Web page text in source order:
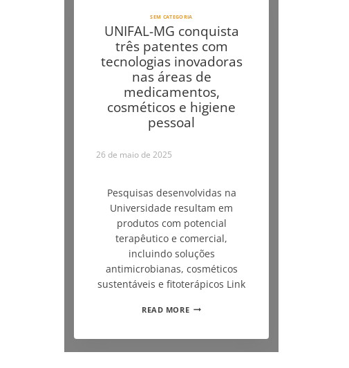
SEM CATEGORIA
UNIFAL-MG conquista
três patentes com
tecnologias inovadoras
nas áreas de
medicamentos,
cosméticos e higiene
pessoal
26 de maio de 2025
Pesquisas desenvolvidas na
Universidade resultam em
produtos com potencial
terapêutico e comercial,
incluindo soluções
antimicrobianas, cosméticos
sustentáveis e fitoterápicos Link
READ MORE